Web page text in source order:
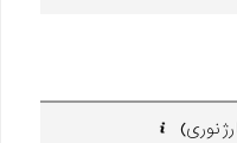
نوری)